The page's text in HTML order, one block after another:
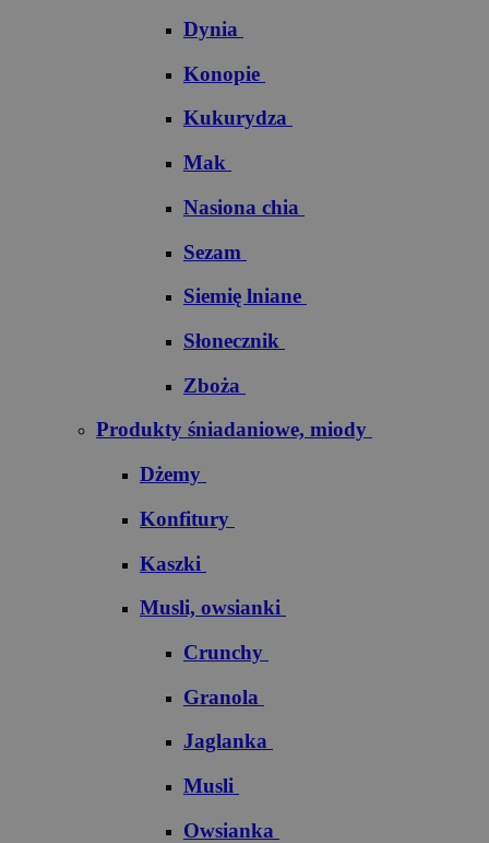
Dynia
Konopie
Kukurydza
Mak
Nasiona chia
Sezam
Siemię lniane
Słonecznik
Zboża
Produkty śniadaniowe, miody
Dżemy
Konfitury
Kaszki
Musli, owsianki
Crunchy
Granola
Jaglanka
Musli
Owsianka